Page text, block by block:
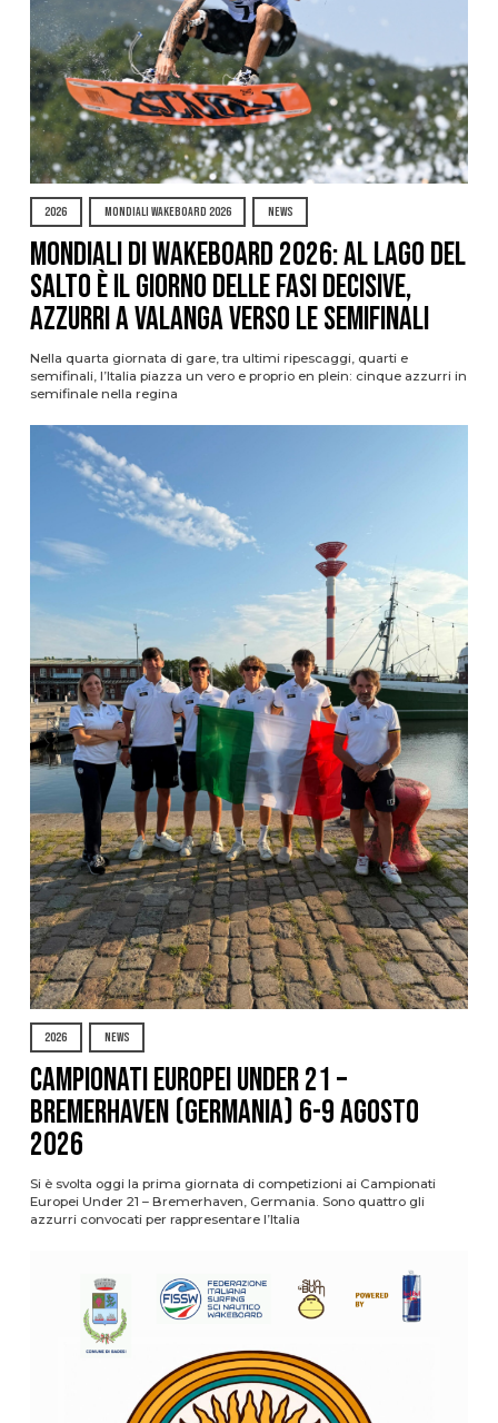
2026 MONDIALI WAKEBOARD 2026 NEWS
Mondiali di Wakeboard 2026: al Lago del
Salto è il giorno delle fasi decisive,
azzurri a valanga verso le semifinali
Nella quarta giornata di gare, tra ultimi ripescaggi, quarti e
semifinali, l’Italia piazza un vero e proprio en plein: cinque azzurri in
semifinale nella regina
2026 NEWS
Campionati Europei Under 21 –
Bremerhaven (Germania) 6-9 agosto
2026
Si è svolta oggi la prima giornata di competizioni ai Campionati
Europei Under 21 – Bremerhaven, Germania. Sono quattro gli
azzurri convocati per rappresentare l’Italia